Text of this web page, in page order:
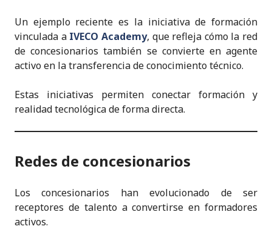
Un ejemplo reciente es la iniciativa de formación
vinculada a IVECO Academy, que refleja cómo la red
de concesionarios también se convierte en agente
activo en la transferencia de conocimiento técnico.
Estas iniciativas permiten conectar formación y
realidad tecnológica de forma directa.
Redes de concesionarios
Los concesionarios han evolucionado de ser
receptores de talento a convertirse en formadores
activos.